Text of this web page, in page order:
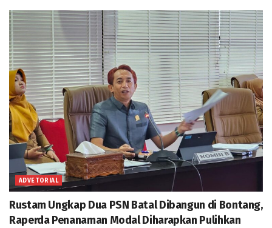
ADVETORIAL
Rustam Ungkap Dua PSN Batal Dibangun di Bontang,
Raperda Penanaman Modal Diharapkan Pulihkan